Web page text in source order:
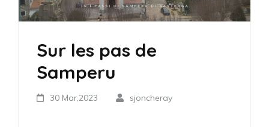
Sur les pas de
Samperu
30 Mar,2023 sjoncheray